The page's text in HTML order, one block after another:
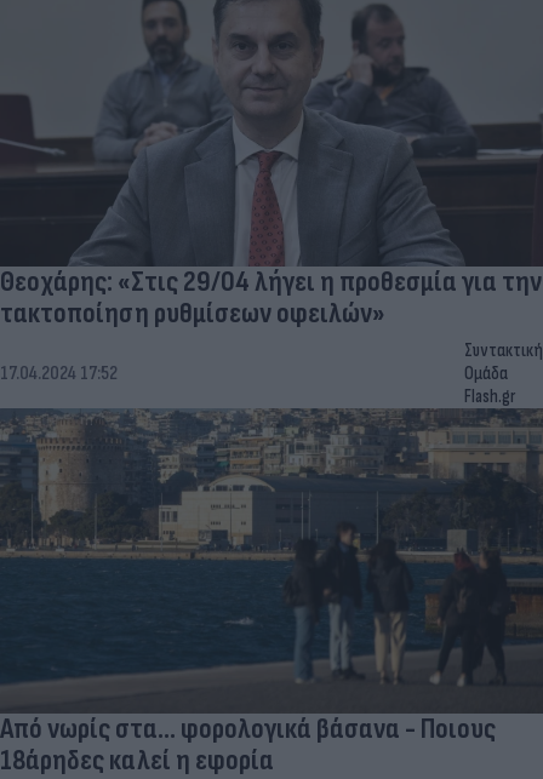
Θεοχάρης: «Στις 29/04 λήγει η προθεσμία για την
τακτοποίηση ρυθμίσεων οφειλών»
17.04.2024 17:52
Συντακτική
Ομάδα
Flash.gr
Από νωρίς στα... φορολογικά βάσανα - Ποιους
18άρηδες καλεί η εφορία